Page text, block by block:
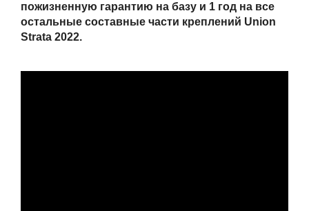
пожизненную гарантию на базу и 1 год на все
остальные составные части креплений Union
Strata 2022.